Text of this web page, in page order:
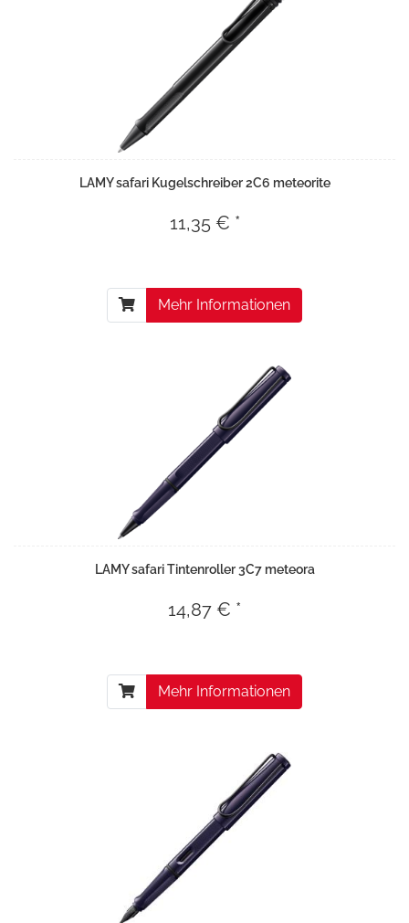
LAMY safari Kugelschreiber 2C6 meteorite
11,35 € *
Mehr Informationen
LAMY safari Tintenroller 3C7 meteora
14,87 € *
Mehr Informationen